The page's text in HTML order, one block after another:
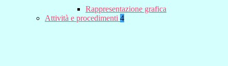
Rappresentazione grafica
Attività e procedimenti 4